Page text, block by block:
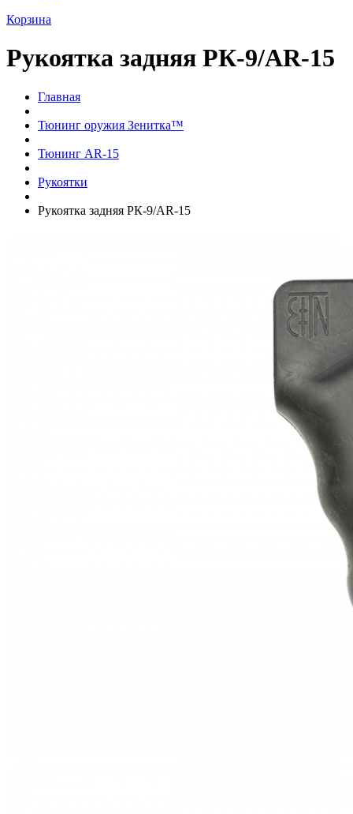
Корзина
Рукоятка задняя РК-9/AR-15
Главная
Тюнинг оружия Зенитка™
Тюнинг AR-15
Рукоятки
Рукоятка задняя РК-9/AR-15